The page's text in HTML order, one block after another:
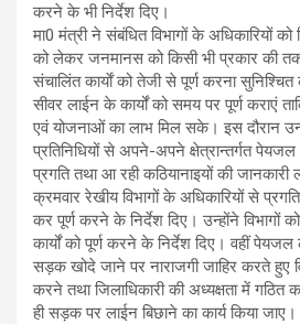
करने के भी निर्देश दिए।
मा0 मंत्री ने संबंधित विभागों के अधिकारियों
को लेकर जनमानस को किसी भी प्रकार की
संचालिंत कार्याें को तेजी से पूर्ण करना
सीवर लाईन के कार्यों को समय पर पूर्ण कराएं
एवं योजनाओं का लाभ मिल सके। इस दौरान
प्रतिनिधियों से अपने-अपने क्षेत्रान्तर्गत
प्रगति तथा आ रही कठियानाइयों की
क्रमवार रेखीय विभागों के अधिकारियों से
कर पूर्ण करने के निर्देश दिए। उन्होंने विभागों
कार्यों को पूर्ण करने के निर्देश दिए। वहीं पेयजल
सड़क खोदे जाने पर नाराजगी जाहिर करते हुए
करने तथा जिलाधिकारी की अध्यक्षता में
ही सड़क पर लाईन बिछाने का कार्य किया जाए।